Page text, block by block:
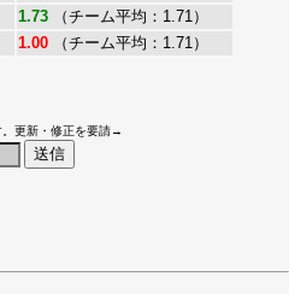
1.73 （チーム平均：1.71）
1.00 （チーム平均：1.71）
。更新・修正を要請→